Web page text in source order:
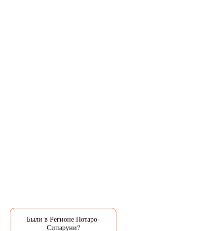
Были в Регионе Потаро-
Сипаруни?